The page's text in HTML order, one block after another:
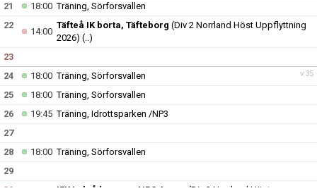
21
18:00Träning, Sörforsvallen
22
14:00
Täfteå IK borta, Täfteborg (Div 2 Norrland Höst Uppflyttning
2026) (..)
23
v.35
24 18:00Träning, Sörforsvallen
25
18:00Träning, Sörforsvallen
26
19:45Träning, Idrottsparken /NP3
27
28
18:00Träning, Sörforsvallen
29
30
IFK Luleå hemma, NP3 Arena (Div 2 Norrland Höst